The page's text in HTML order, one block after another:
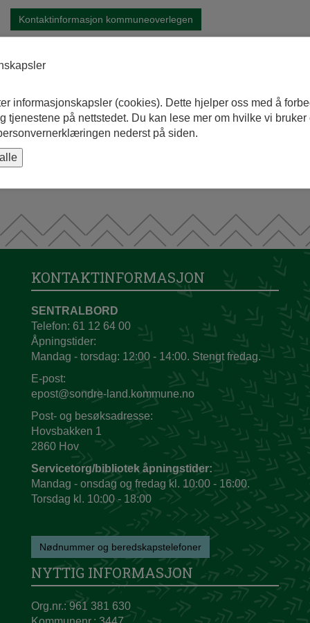
Kontaktinformasjon kommuneoverlegen
Publisert: 04.04.2018 11.46.07
Sist endret: 22.04.2026 11.46
KONTAKTINFORMASJON
SENTRALBORD
Telefon: 61 12 64 00
Åpningstider:
Mandag - torsdag: 12:00 - 14:00. Stengt fredag.
E-post:
epost@sondre-land.kommune.no
Post- og besøksadresse:
Hovsbakken 1
2860 Hov
Servicetorg/bibliotek åpningstider:
Mandag - onsdag og fredag kl. 10:00 - 16:00.
Torsdag kl. 10:00 - 18:00
Nødnummer og beredskapstelefoner
NYTTIG INFORMASJON
Org.nr.: 961 381 630
informasjonskapsler (cookies). Dette hjelper oss med å
tjenestene på nettstedet. Du kan lese mer om hvilke vi bruker
nederst på siden.